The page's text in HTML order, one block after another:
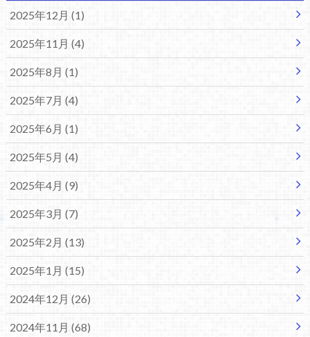
2025年12月 (1)
2025年11月 (4)
2025年8月 (1)
2025年7月 (4)
2025年6月 (1)
2025年5月 (4)
2025年4月 (9)
2025年3月 (7)
2025年2月 (13)
2025年1月 (15)
2024年12月 (26)
2024年11月 (68)